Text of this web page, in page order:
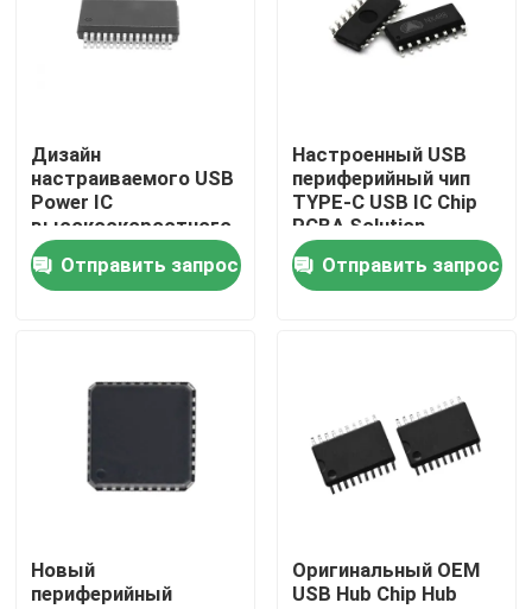
Дом
Продукты
Путешествие фабрики
Проверка качества
Дизайн
настраиваемого USB
Power IC
высокоскоростного
привода Разработка
чипа интерфейса USB
Отправить запрос
Настроенный USB
периферийный чип
TYPE-C USB IC Chip
PCBA Solution
Отправить запрос
Новый
периферийный
Оригинальный OEM
USB Hub Chip Hub